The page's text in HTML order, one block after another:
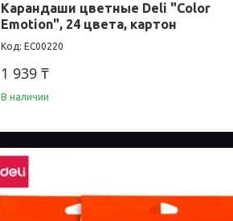
Карандаши цветные Deli "Color
Emotion", 24 цвета, картон
EC00220
1 939 ₸
В наличии